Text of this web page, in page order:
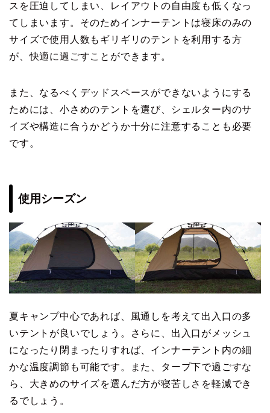
スを圧迫してしまい、レイアウトの自由度も低くなっ
てしまいます。そのためインナーテントは寝床のみの
サイズで使用人数もギリギリのテントを利用する方
が、快適に過ごすことができます。
また、なるべくデッドスペースができないようにする
ためには、小さめのテントを選び、シェルター内のサ
イズや構造に合うかどうか十分に注意することも必要
です。
使用シーズン
夏キャンプ中心であれば、風通しを考えて出入口の多
いテントが良いでしょう。さらに、出入口がメッシュ
になったり閉まったりすれば、インナーテント内の細
かな温度調節も可能です。また、タープ下で過ごすな
ら、大きめのサイズを選んだ方が寝苦しさを軽減でき
るでしょう。